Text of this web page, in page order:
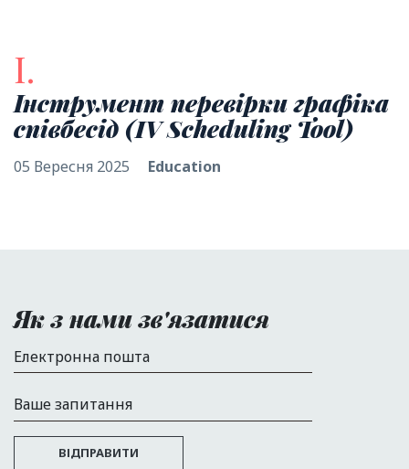
І.
Інструмент перевірки графіка
співбесід (IV Scheduling Tool)
05 Вересня 2025 Education
Як з нами зв'язатися
Електронна пошта
Ваше запитання
ВІДПРАВИТИ